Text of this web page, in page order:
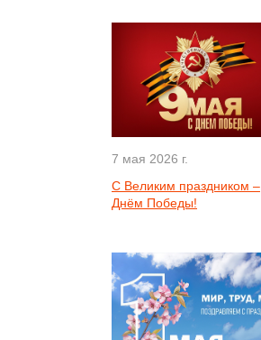
7 мая 2026 г.
С Великим праздником –
Днём Победы!